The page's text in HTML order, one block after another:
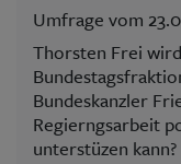
Umfrage vom
Thorsten Frei
Bundeskanzler
Regierngsarbeit
unterstüzen kann?